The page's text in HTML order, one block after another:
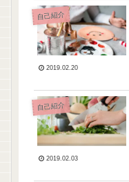
自己紹介
2019.02.20
自己紹介
2019.02.03